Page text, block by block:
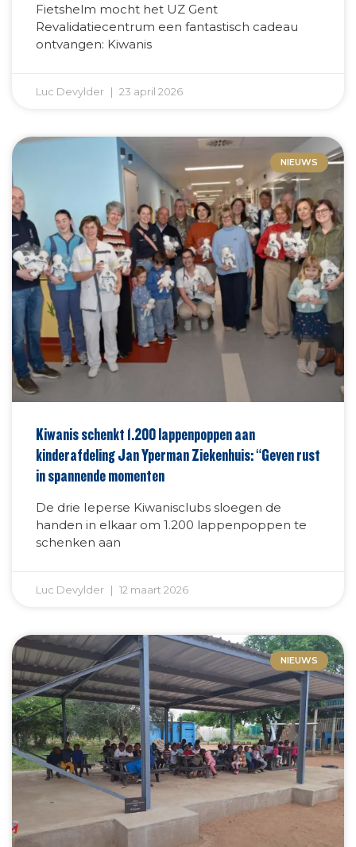
Fietshelm mocht het UZ Gent
Revalidatiecentrum een fantastisch cadeau
ontvangen: Kiwanis
Luc Devylder 23 april 2026
NIEUWS
Kiwanis schenkt 1.200 lappenpoppen aan
kinderafdeling Jan Yperman Ziekenhuis: “Geven rust
in spannende momenten
De drie Ieperse Kiwanisclubs sloegen de
handen in elkaar om 1.200 lappenpoppen te
schenken aan
Luc Devylder 12 maart 2026
NIEUWS